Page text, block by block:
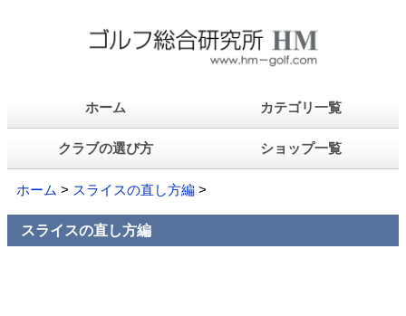
ホーム カテゴリ一覧
クラブの選び方 ショップ一覧
ホーム > スライスの直し方編 >
スライスの直し方編